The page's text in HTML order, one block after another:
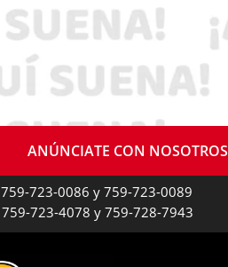
ANÚNCIATE CON NOSOTROS
759-723-0086 y 759-723-0089
759-723-4078 y 759-728-7943